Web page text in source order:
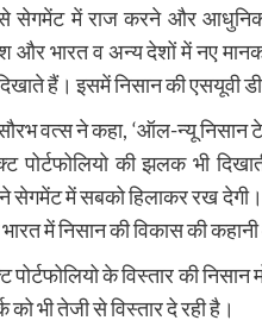
सेगमेंट में राज करने और आधुनिक
और भारत व अन्य देशों में नए
हैं। इसमें निसान की एसयूवी
वत्स ने कहा, ‘ऑल-न्यू निसान
पोर्टफोलियो की झलक भी
सेगमेंट में सबको हिलाकर रख
में निसान की विकास की
के विस्तार की
भी तेजी से विस्तार दे रही है।